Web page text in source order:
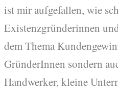
ist mir aufgefallen, wie
Existenzgründerinnen
dem Thema
GründerInnen sondern
Handwerker, kleine